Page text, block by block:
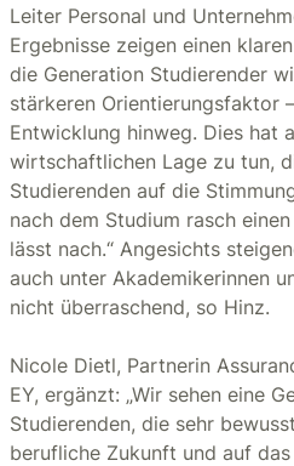
Leiter Personal und
Ergebnisse zeigen einen
die Generation Studierender
stärkeren Orientierungsfaktor
Entwicklung hinweg. Dies hat
wirtschaftlichen Lage zu tun,
Studierenden auf die
nach dem Studium rasch
lässt nach.“ Angesichts
auch unter Akademikerinnen
nicht überraschend, so Hinz.
Nicole Dietl, Partnerin
EY, ergänzt: „Wir sehen eine
Studierenden, die sehr
berufliche Zukunft und auf